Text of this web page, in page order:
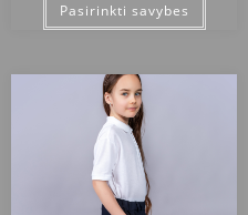
Pasirinkti savybes